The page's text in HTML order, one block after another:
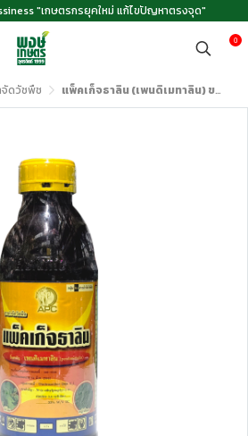
"เกษตรกรยุคใหม่ แก้ไขปัญหาตรงจุด"
0
จัดวัชพืช แพ็คเก็จธาลิน (เพนดิเมทาลิน) ขนาด 1 ลิตร